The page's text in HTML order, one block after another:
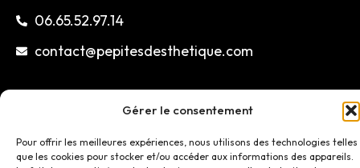
Gérer le consentement
Pour offrir les meilleures expériences, nous utilisons des technologies telles
que les cookies pour stocker et/ou accéder aux informations des appareils.
06.65.52.97.14
contact@pepitesdesthetique.com
Mentions légalesSite by Pixel Drop